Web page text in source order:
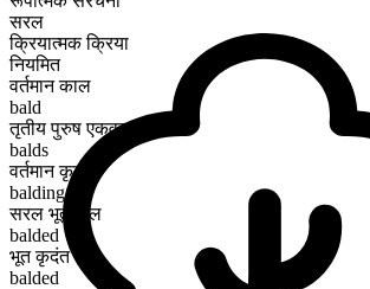
सरल
क्रियात्मक क्रिया
नियमित
वर्तमान काल
bald
तृतीय पुरुष एकवचन
balds
वर्तमान कृदंत
balding
सरल भूतकाल
balded
भूत कृदंत
balded